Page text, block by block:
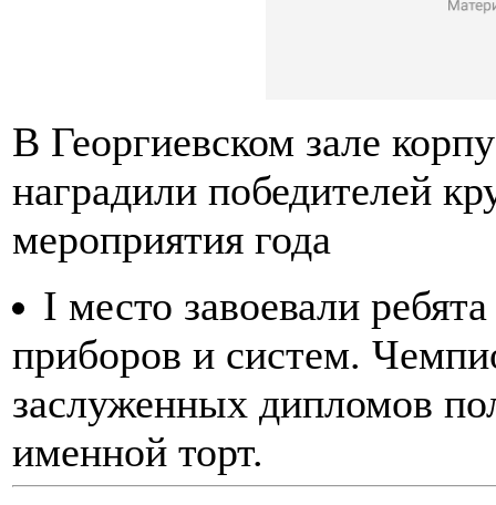
В Георгиевском зале
наградили победителей
мероприятия года
I место завоевали
приборов и систем.
заслуженных дипломов
именной торт.